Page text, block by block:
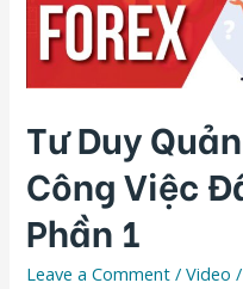
Tư Duy
Công Việc
Phần 1
Leave a Comment /Video